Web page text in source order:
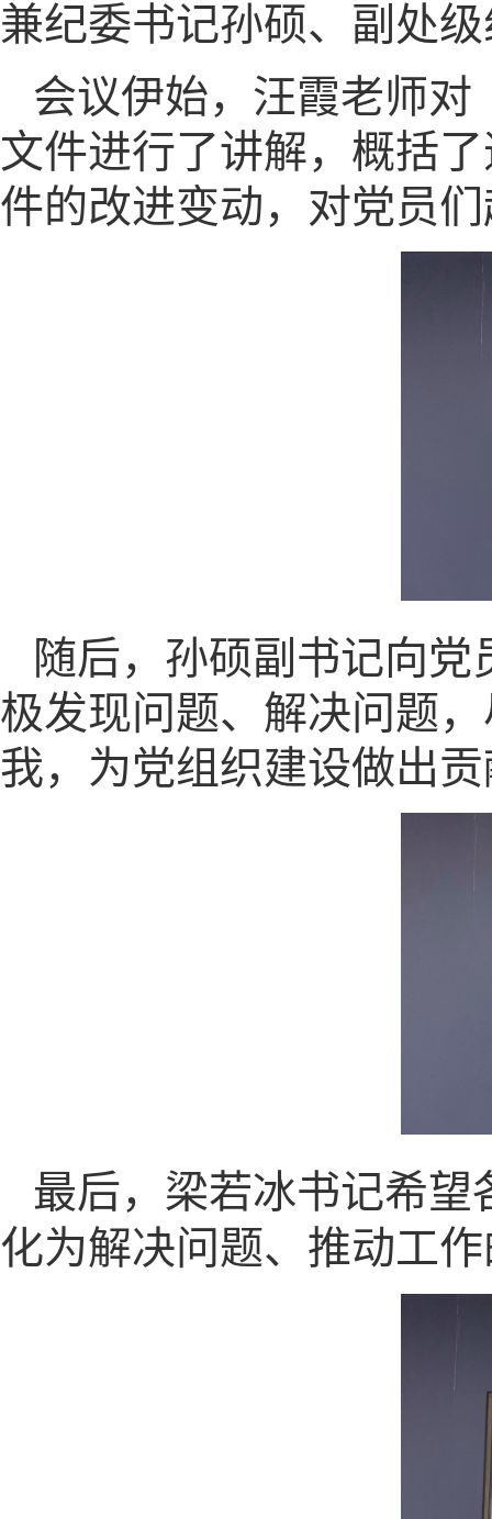
兼纪委书记孙硕、副处
会议伊始，汪霞老师
文件进行了讲解，概括
件的改进变动，对党员
随后，孙硕副书记向
极发现问题、解决问题
我，为党组织建设做出
最后，梁若冰书记希
化为解决问题、推动工